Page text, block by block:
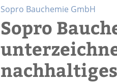
Sopro Bauchemie GmbH
Sopro